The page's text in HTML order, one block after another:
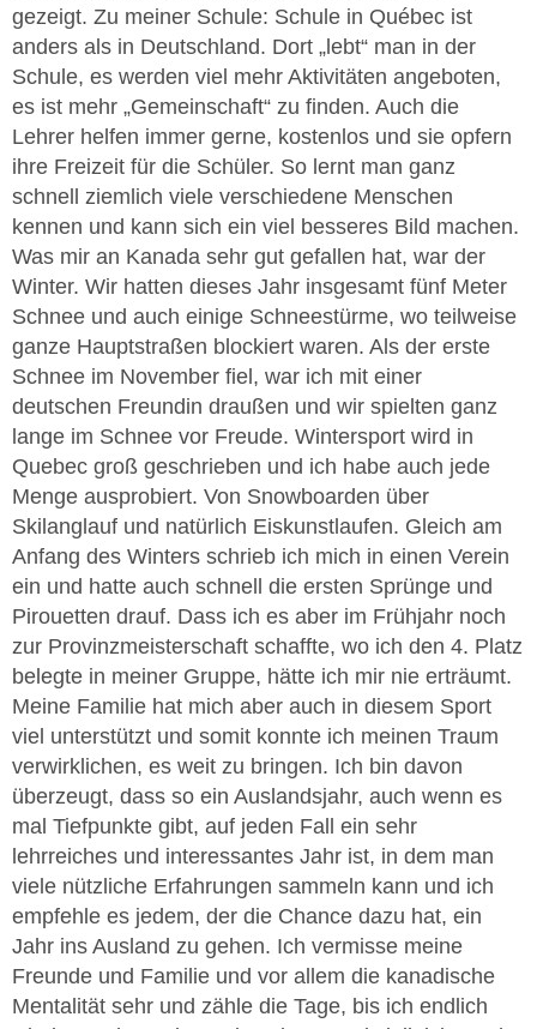
gezeigt. Zu meiner Schule: Schule in Québec ist
anders als in Deutschland. Dort „lebt“ man in der
Schule, es werden viel mehr Aktivitäten angeboten,
es ist mehr „Gemeinschaft“ zu finden. Auch die
Lehrer helfen immer gerne, kostenlos und sie opfern
ihre Freizeit für die Schüler. So lernt man ganz
schnell ziemlich viele verschiedene Menschen
kennen und kann sich ein viel besseres Bild machen.
Was mir an Kanada sehr gut gefallen hat, war der
Winter. Wir hatten dieses Jahr insgesamt fünf Meter
Schnee und auch einige Schneestürme, wo teilweise
ganze Hauptstraßen blockiert waren. Als der erste
Schnee im November fiel, war ich mit einer
deutschen Freundin draußen und wir spielten ganz
lange im Schnee vor Freude. Wintersport wird in
Quebec groß geschrieben und ich habe auch jede
Menge ausprobiert. Von Snowboarden über
Skilanglauf und natürlich Eiskunstlaufen. Gleich am
Anfang des Winters schrieb ich mich in einen Verein
ein und hatte auch schnell die ersten Sprünge und
Pirouetten drauf. Dass ich es aber im Frühjahr noch
zur Provinzmeisterschaft schaffte, wo ich den 4. Platz
belegte in meiner Gruppe, hätte ich mir nie erträumt.
Meine Familie hat mich aber auch in diesem Sport
viel unterstützt und somit konnte ich meinen Traum
verwirklichen, es weit zu bringen. Ich bin davon
überzeugt, dass so ein Auslandsjahr, auch wenn es
mal Tiefpunkte gibt, auf jeden Fall ein sehr
lehrreiches und interessantes Jahr ist, in dem man
viele nützliche Erfahrungen sammeln kann und ich
empfehle es jedem, der die Chance dazu hat, ein
Jahr ins Ausland zu gehen. Ich vermisse meine
Freunde und Familie und vor allem die kanadische
Mentalität sehr und zähle die Tage, bis ich endlich